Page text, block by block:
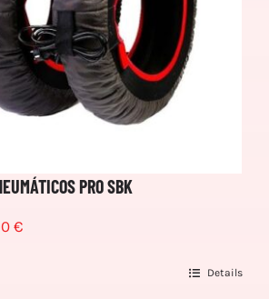
PRO SBK
€
Details